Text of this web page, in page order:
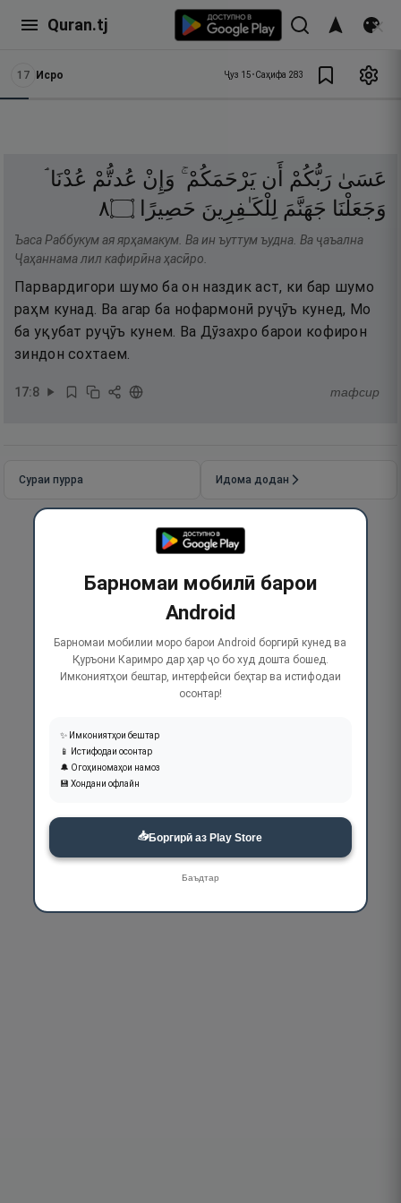
Quran.tj
17 Исро Ҷуз 15•Саҳифа 283
عَسَىٰ رَبُّكُمْ أَن يَرْحَمَكُمْ ۚ وَإِنْ عُدتُّمْ عُدْنَا ۘ
وَجَعَلْنَا جَهَنَّمَ لِلْكَـٰفِرِينَ حَصِيرًا ۝٨
Ъаса Раббукум ая ярҳамакум. Ва ин ъуттум ъудна. Ва ҷаъална
Ҷаҳаннама лил кафирӣна ҳасӣро.
Парвардигори шумо ба он наздик аст, ки бар шумо
раҳм кунад. Ва агар ба нофармонӣ руҷӯъ кунед, Мо
ба уқубат руҷӯъ кунем. Ва Дӯзахро барои кофирон
зиндон сохтаем.
17:8 тафсир
Сураи пурра Идома додан
Барномаи мобилӣ барои
Android
Барномаи мобилии моро барои Android боргирӣ кунед ва
Қуръони Каримро дар ҳар ҷо бо худ дошта бошед.
Имкониятҳои бештар, интерфейси беҳтар ва истифодаи
осонтар!
✨ Имкониятҳои бештар
📱 Истифодаи осонтар
🔔 Огоҳиномаҳои намоз
💾 Хондани офлайн
📥Боргирӣ аз Play Store
Баъдтар